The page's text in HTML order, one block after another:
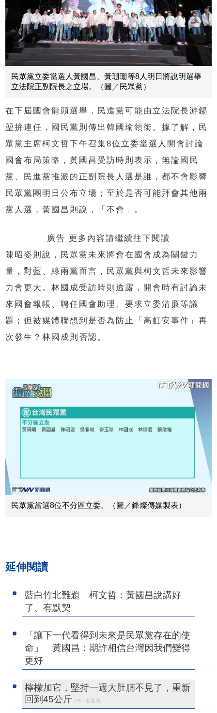
民眾黨立委當選人黃國昌、黃珊珊等8人明日將說明選舉
立法院正副院長之立場。（圖／民眾黨）
在下屆國會龍頭選舉，民進黨可能由立法院長游錫
堃拚連任，國民黨則傳出韓國瑜領銜。據了解，民
眾黨主席柯文哲下午召集8位立委當選人開會討論
國會布局策略，黃國昌受訪時則表示，無論國民
黨、民進黨推派的正副院長人選是誰，都不會影響
民眾黨團明日公布立場；至於是否可能拜會其他兩
黨人選，黃國昌則說，「不會」。
廣告 更多內容請繼續往下閱讀
陳昭姿則說，民眾黨未來將會在國會成為關鍵力
量，對藍、綠兩黨而言，民眾黨與柯文哲未來影響
力會更大。林國成受訪時則透露，開會時有討論未
來國會報帳、聘任國會助理、要求立委清廉等議
題；但被媒體聯想到是否為防止「高虹安事件」再
次發生？林國成則否認。
民眾黨當選8位不分區立委。（圖／鋒燦傳媒製表）
延伸閱讀
藍白竹北難題 柯文哲：黃國昌說講好
了、有默契
「讓下一代看得到未來是民眾黨存在的使
命」 黃國昌：期許相信台灣因我們變得
更好
檸檬加它，堅持一週大肚腩不見了，重新
回到45公斤 PR・新素簡